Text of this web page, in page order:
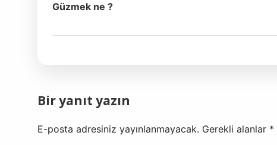
Güzmek ne ?
Bir yanıt yazın
E-posta adresiniz yayınlanmayacak. Gerekli alanlar *